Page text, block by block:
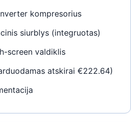
kompresorius
siurblys (integruotas)
screen valdiklis
atskirai €222.64)